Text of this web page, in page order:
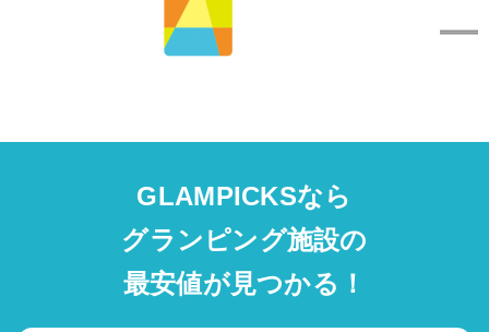
GLAMPICKSなら
グランピング施設の
最安値が見つかる！